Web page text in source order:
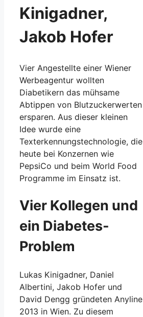
Kinigadner,
Jakob Hofer
Vier Angestellte einer Wiener
Werbeagentur wollten
Diabetikern das mühsame
Abtippen von Blutzuckerwerten
ersparen. Aus dieser kleinen
Idee wurde eine
Texterkennungstechnologie, die
heute bei Konzernen wie
PepsiCo und beim World Food
Programme im Einsatz ist.
Vier Kollegen und
ein Diabetes-
Problem
Lukas Kinigadner, Daniel
Albertini, Jakob Hofer und
David Dengg gründeten Anyline
2013 in Wien. Zu diesem